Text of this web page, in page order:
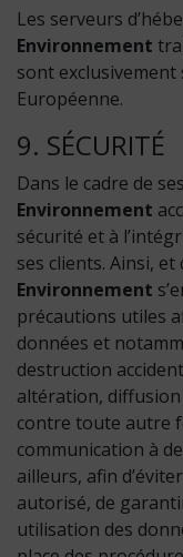
Les serveurs
Environnement
sont exclusivement
Européenne.
9. SÉCURITÉ
Dans le cadre de
Environnement
sécurité et à
ses clients. Ainsi,
Environnement
précautions utiles
données et
destruction
altération,
contre toute autre
communication à
ailleurs, afin
autorisé, de
utilisation des